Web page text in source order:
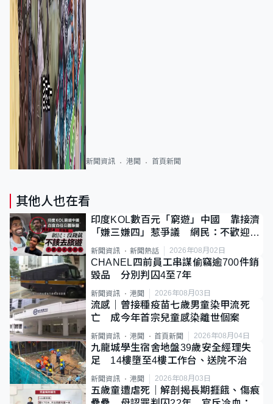
新聞資訊 港聞 首頁新聞
其他人也在看
印度KOL數百元「窮遊」中國 靠接濟
「嫌三嫌四」惹爭議 網民：不歡迎劣
質旅客
新聞資訊 新聞熱話 2026年08月02日
CHANEL四前員工串謀偷竊逾700件銷
毀品 分別判囚4至7年
新聞資訊 港聞 2026年08月03日
流感｜曾接種疫苗七歲男童染甲流死
亡 成今年首宗兒童感染離世個案
新聞資訊 港聞 首頁新聞 2026年08月04日
九龍城學生宿舍地盤39歲安全經理失
足 14樓墮至4樓工作台、送院不治
新聞資訊 港聞 2026年08月03日
五歲童遭虐死｜解剖揭長期捱餓、傷痕